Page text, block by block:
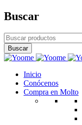
Buscar
Inicio
Conócenos
Compra en Molto